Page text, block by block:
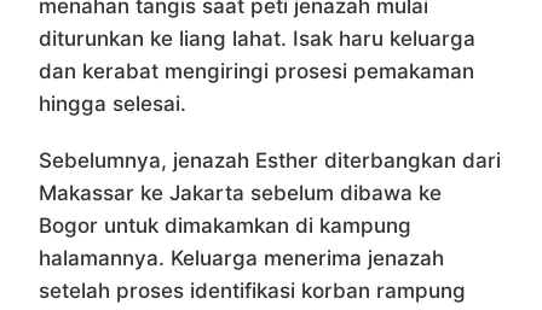
menahan tangis saat peti jenazah mulai
diturunkan ke liang lahat. Isak haru keluarga
dan kerabat mengiringi prosesi pemakaman
hingga selesai.
Sebelumnya, jenazah Esther diterbangkan dari
Makassar ke Jakarta sebelum dibawa ke
Bogor untuk dimakamkan di kampung
halamannya. Keluarga menerima jenazah
setelah proses identifikasi korban rampung